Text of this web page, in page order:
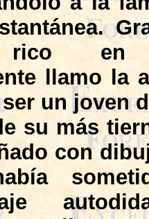
en
llamo la
un joven
su más
con